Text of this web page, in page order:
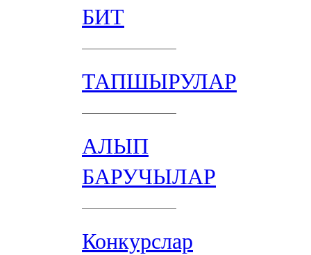
БИТ
ТАПШЫРУЛАР
АЛЫП
БАРУЧЫЛАР
Конкурслар